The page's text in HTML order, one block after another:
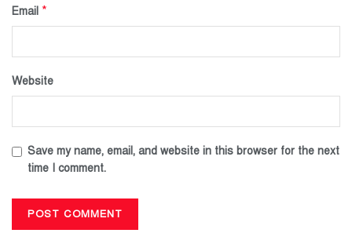
Email *
Website
Save my name, email, and website in this browser for the next
time I comment.